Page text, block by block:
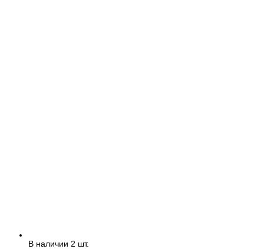
В наличии 2 шт.